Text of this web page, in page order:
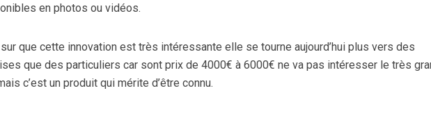
en photos ou vidéos.
sur que cette innovation est très intéressante elle se tourne aujourd’hui plus vers des
que des particuliers car sont prix de 4000€ à 6000€ ne va pas intéresser le très
c’est un produit qui mérite d’être connu.